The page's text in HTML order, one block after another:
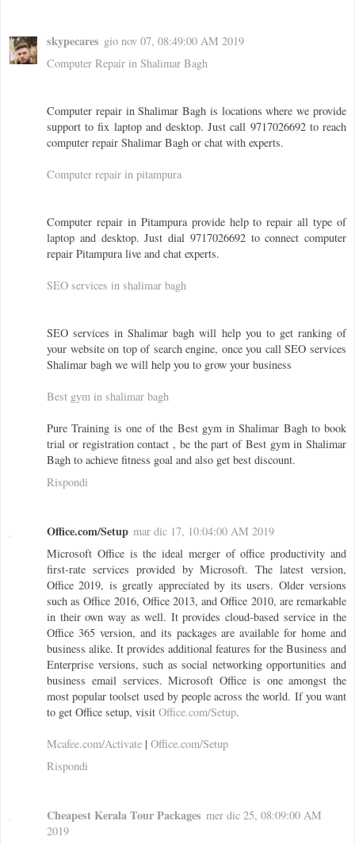
skypecares gio nov 07, 08:49:00 AM 2019
Computer Repair in Shalimar Bagh
Computer repair in Shalimar Bagh is locations where we provide
support to fix laptop and desktop. Just call 9717026692 to reach
computer repair Shalimar Bagh or chat with experts.
Computer repair in pitampura
Computer repair in Pitampura provide help to repair all type of
laptop and desktop. Just dial 9717026692 to connect computer
repair Pitampura live and chat experts.
SEO services in shalimar bagh
SEO services in Shalimar bagh will help you to get ranking of
your website on top of search engine, once you call SEO services
Shalimar bagh we will help you to grow your business
Best gym in shalimar bagh
Pure Training is one of the Best gym in Shalimar Bagh to book
trial or registration contact , be the part of Best gym in Shalimar
Bagh to achieve fitness goal and also get best discount.
Rispondi
Office.com/Setup mar dic 17, 10:04:00 AM 2019
Microsoft Office is the ideal merger of office productivity and
first-rate services provided by Microsoft. The latest version,
Office 2019, is greatly appreciated by its users. Older versions
such as Office 2016, Office 2013, and Office 2010, are remarkable
in their own way as well. It provides cloud-based service in the
Office 365 version, and its packages are available for home and
business alike. It provides additional features for the Business and
Enterprise versions, such as social networking opportunities and
business email services. Microsoft Office is one amongst the
most popular toolset used by people across the world. If you want
to get Office setup, visit Office.com/Setup.
Mcafee.com/Activate | Office.com/Setup
Rispondi
Cheapest Kerala Tour Packages mer dic 25, 08:09:00 AM
2019